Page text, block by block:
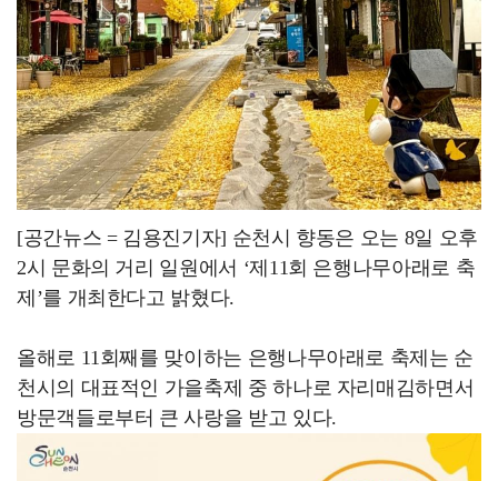
[공간뉴스 = 김용진기자] 순천시 향동은 오는 8일 오후
2시 문화의 거리 일원에서 ‘제11회 은행나무아래로 축
제’를 개최한다고 밝혔다.
올해로 11회째를 맞이하는 은행나무아래로 축제는 순
천시의 대표적인 가을축제 중 하나로 자리매김하면서
방문객들로부터 큰 사랑을 받고 있다.